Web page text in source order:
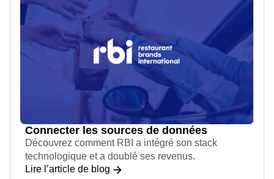
Connecter les sources de données
Découvrez comment RBI a intégré son stack
technologique et a doublé ses revenus.
Lire l’article de blog